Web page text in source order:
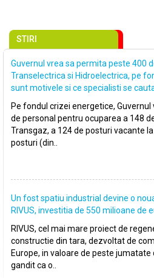
STIRI
Guvernul vrea sa permita peste 400
Transelectrica si Hidroelectrica, pe
sunt motivele si ce specialisti se
Pe fondul crizei energetice,
de personal pentru ocuparea a 148
Transgaz, a 124 de posturi vacante
posturi (din..
Un fost spatiu industrial devine o
RIVUS, investitia de 550 milioane de
RIVUS, cel mai mare proiect de
constructie din tara, dezvoltat de
Europe, in valoare de peste
gandit ca o..